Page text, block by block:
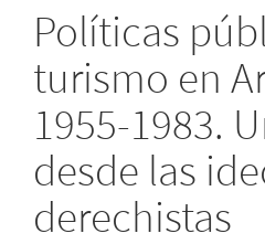
Políticas
turismo en
1955-1983.
desde las
derechistas